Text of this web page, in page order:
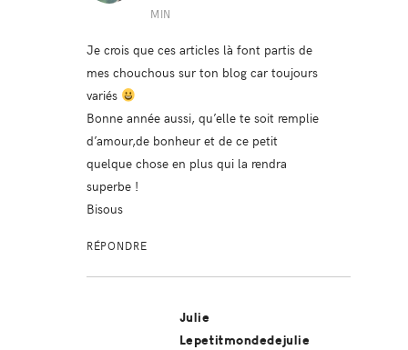
MIN
Je crois que ces articles là font partis de
mes chouchous sur ton blog car toujours
variés
Bonne année aussi, qu’elle te soit remplie
d’amour,de bonheur et de ce petit
quelque chose en plus qui la rendra
superbe !
Bisous
RÉPONDRE
Julie
Lepetitmondedejulie